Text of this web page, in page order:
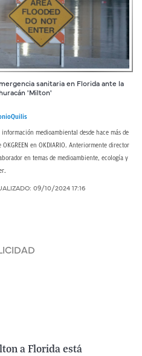
sanitaria en Florida ante la
'Milton'
medioambiental desde hace más de
en OKDIARIO. Anteriormente director
en temas de medioambiente, ecología y
09/10/2024 17:16
a Florida está